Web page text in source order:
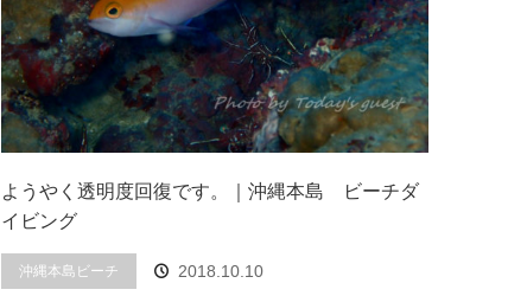
ようやく透明度回復です。｜沖縄本島 ビーチダ
イビング
沖縄本島ビーチ 2018.10.10